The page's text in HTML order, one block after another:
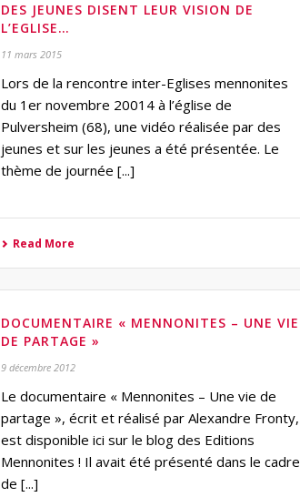
DES JEUNES DISENT LEUR VISION DE
L’EGLISE…
11 mars 2015
Lors de la rencontre inter-Eglises mennonites
du 1er novembre 20014 à l’église de
Pulversheim (68), une vidéo réalisée par des
jeunes et sur les jeunes a été présentée. Le
thème de journée [...]
Read More
DOCUMENTAIRE « MENNONITES – UNE VIE
DE PARTAGE »
9 décembre 2012
Le documentaire « Mennonites – Une vie de
partage », écrit et réalisé par Alexandre Fronty,
est disponible ici sur le blog des Editions
Mennonites ! Il avait été présenté dans le cadre
de [...]